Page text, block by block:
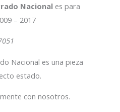
Nacional es para
– 2017
Nacional es una pieza
estado.
con nosotros.